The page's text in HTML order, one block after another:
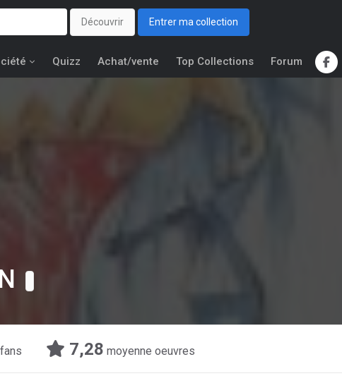
Découvrir Entrer ma collection
Quizz Achat/vente Top Collections Forum
fans 7,28 moyenne oeuvres